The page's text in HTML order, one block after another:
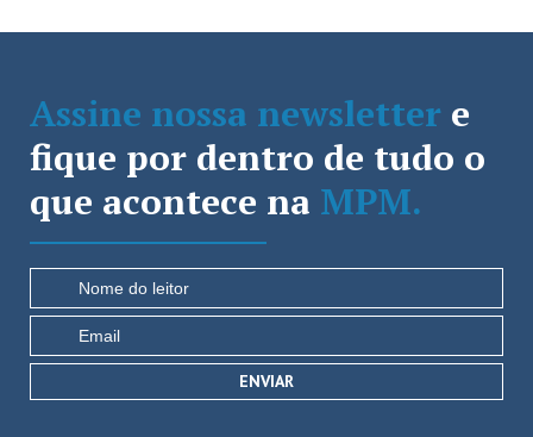
Assine nossa newsletter e
fique por dentro de tudo o
que acontece na MPM.